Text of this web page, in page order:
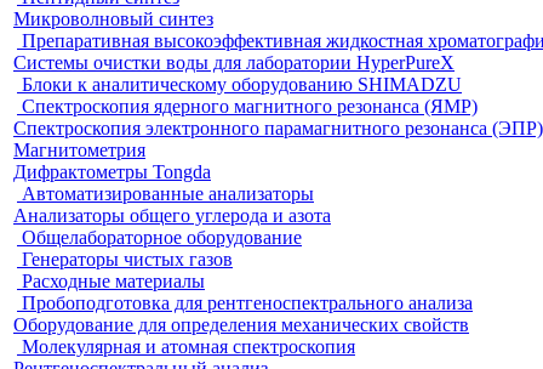
Микроволновый синтез
Препаративная высокоэффективная жидкостная
Системы очистки воды для лаборатории HyperPureX
Блоки к аналитическому оборудованию SHIMADZU
Спектроскопия ядерного магнитного резонанса (ЯМР)
Спектроскопия электронного парамагнитного резонанса (ЭПР)
Магнитометрия
Дифрактометры Tongda
Автоматизированные анализаторы
Анализаторы общего углерода и азота
Общелабораторное оборудование
Генераторы чистых газов
Расходные материалы
Пробоподготовка для рентгеноспектрального анализа
Оборудование для определения механических свойств
Молекулярная и атомная спектроскопия